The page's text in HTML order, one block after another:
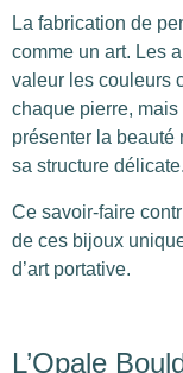
La fabrication de
comme un art. Les
valeur les couleurs
chaque pierre,
présenter la beauté
sa structure délicate.
Ce savoir-faire
de ces bijoux
d’art portative.
L’Opale